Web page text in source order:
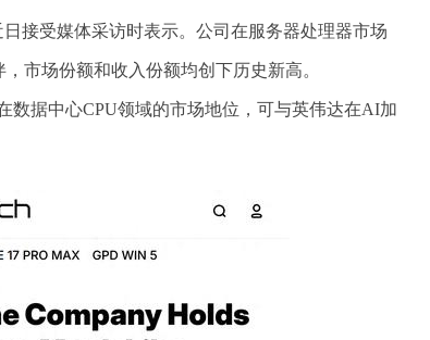
接受媒体采访时表示。公司在服务器处理器市场
市场份额和收入份额均创下历史新高。
据中心CPU领域的市场地位，可与英伟达在AI加